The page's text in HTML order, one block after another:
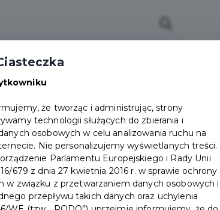
Programy
Miasta Załatw sprawę
Ochrona ludności
że tworząc i administrując, strony
technologii służących do zbierania i
osobowych w celu analizowania ruchu na
Nie personalizujemy wyświetlanych treści.
Parlamentu Europejskiego i Rady Unii
679 z dnia 27 kwietnia 2016 r. w sprawie ochrony
w związku z przetwarzaniem danych osobowych
przepływu takich danych oraz uchylenia